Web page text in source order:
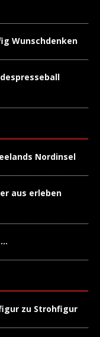
Wunschdenken
Nordinsel
aus erleben
zu Strohfigur